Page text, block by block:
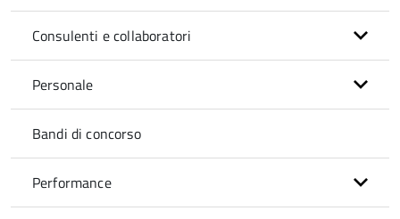
Consulenti e collaboratori
Personale
Bandi di concorso
Performance